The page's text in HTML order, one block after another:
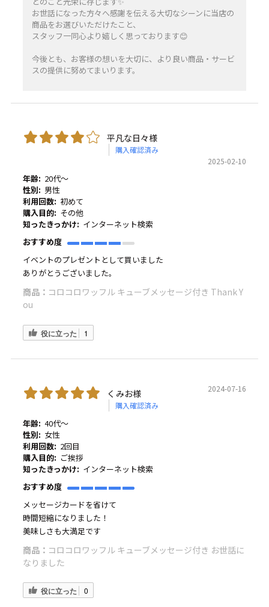
お世話になった方々へ感謝を伝える大切なシーンに当店の
商品をお選びいただけたこと、
スタッフ一同心より嬉しく思っております😊
今後とも、お客様の想いを大切に、より良い商品・サービ
スの提供に努めてまいります。
平凡な日々様
購入確認済み
2025-02-10
年齢: 20代～
性別: 男性
利用回数: 初めて
購入目的: その他
知ったきっかけ: インターネット検索
おすすめ度
イベントのプレゼントとして買いました
ありがとうございました。
商品： コロコロワッフル キューブメッセージ付き Thank Y
ou
役に立った 1
くみお様
購入確認済み
2024-07-16
年齢: 40代～
性別: 女性
利用回数: 2回目
購入目的: ご挨拶
知ったきっかけ: インターネット検索
おすすめ度
メッセージカードを省けて
時間短縮になりました！
美味しさも大満足です
商品： コロコロワッフル キューブメッセージ付き お世話に
なりました
役に立った 0